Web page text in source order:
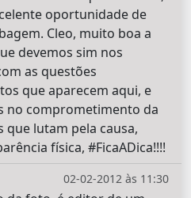
oportunidade de
Cleo, muito boa a
devemos sim nos
as questões
que aparecem aqui, e
no comprometimento da
que lutam pela causa,
física, #FicaADica!!!!
02-02-2012 às 11:30